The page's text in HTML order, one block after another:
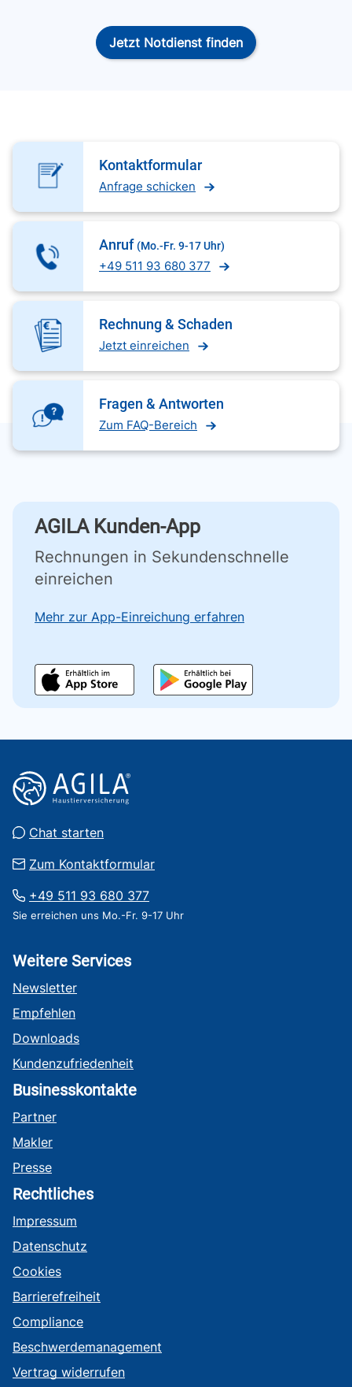
Jetzt Notdienst finden
Kontaktformular
Anfrage schicken
Anruf (Mo.-Fr. 9-17 Uhr)
+49 511 93 680 377
Rechnung & Schaden
Jetzt einreichen
Fragen & Antworten
Zum FAQ-Bereich
AGILA Kunden-App
Rechnungen in Sekundenschnelle
einreichen
Mehr zur App-Einreichung erfahren